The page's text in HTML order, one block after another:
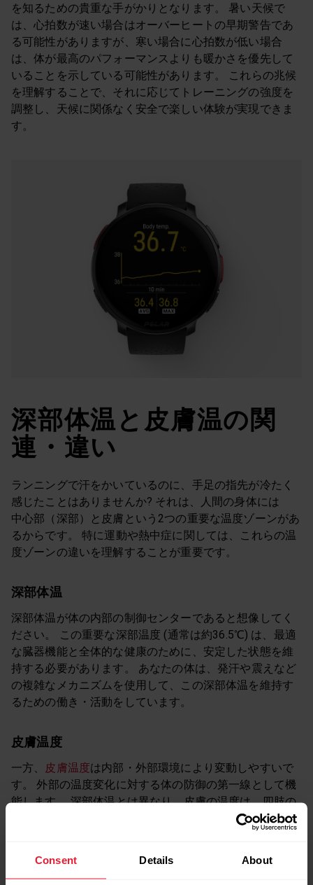
Consent Details About
を知るための貴重な手がかりとなります。 暑い天候で
は、心拍数が速い場合はオーバーヒートの早期警告であ
る可能性がありますが、寒い場合に心拍数が低い場合
は、体が最高のパフォーマンスよりも暖かさを優先して
いることを示している可能性があります。 これらの兆候
を理解することで、それに応じてトレーニングの強度を
調整し、天候に関係なく安全で楽しい体験が実現できま
す。
深部体温と皮膚温の関
連・違い
ランニングで汗をかいているのに、手足の指先が冷たく
感じたことはありませんか? それは、人間の身体には
中心部（深部）と皮膚という2つの重要な温度ゾーンがあ
るからです。 特に運動や熱中症に関しては、これらの温
度ゾーンの違いを理解することが重要です。
深部体温
深部体温が体の内部の制御センターであると想像してく
ださい。 この重要な深部温度 (通常は約36.5℃) は、最適
な臓器機能と全体的な健康のために、安定した状態を維
持する必要があります。 あなたの体は、発汗や震えなど
の複雑なメカニズムを使用して、この深部体温を維持す
るための働き・活動をしています。
皮膚温度
一方、 皮膚温度は内部・外部環境により変動しやすいで
す。 外部の温度変化に対する体の防御の第一線として機
能します。 深部体温とは異なり、皮膚の温度は、四肢の
涼しい温度から、活動している筋肉の暖かい温度まで、
大きく変動します。 環境、服装、活動レベルなどの要因